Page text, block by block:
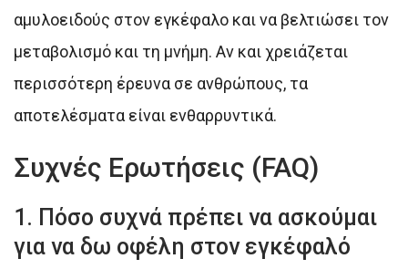
αμυλοειδούς στον εγκέφαλο και να βελτιώσει τον
μεταβολισμό και τη μνήμη. Αν και χρειάζεται
περισσότερη έρευνα σε ανθρώπους, τα
αποτελέσματα είναι ενθαρρυντικά.
Συχνές Ερωτήσεις (FAQ)
1. Πόσο συχνά πρέπει να ασκούμαι
για να δω οφέλη στον εγκέφαλό